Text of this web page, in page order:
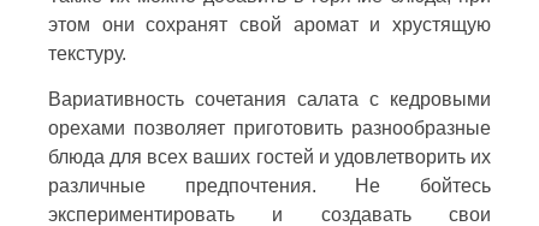
этом они сохранят свой аромат и хрустящую
текстуру.
Вариативность сочетания салата с кедровыми
орехами позволяет приготовить разнообразные
блюда для всех ваших гостей и удовлетворить их
различные предпочтения. Не бойтесь
экспериментировать и создавать свои